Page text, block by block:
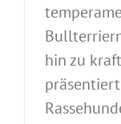
hin zu